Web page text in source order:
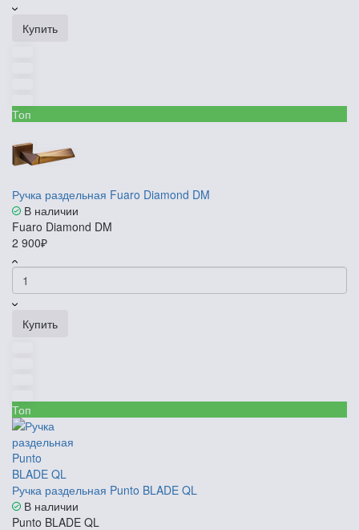
Купить
Топ
Ручка раздельная Fuaro Diamond DM
В наличии
Fuaro Diamond DM
2 900₽
Купить
Топ
Ручка раздельная Punto BLADE QL
В наличии
Punto BLADE QL